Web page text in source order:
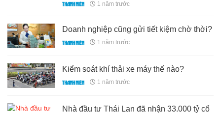
1 năm trước
Doanh nghiệp cũng gửi tiết kiệm chờ thời?
1 năm trước
Kiểm soát khí thải xe máy thế nào?
1 năm trước
Nhà đầu tư Thái Lan đã nhận 33.000 tỷ cổ